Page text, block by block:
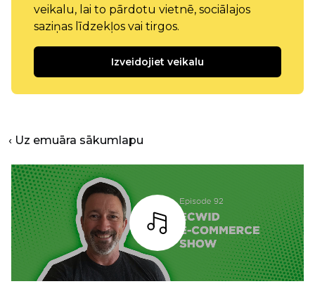
veikalu, lai to pārdotu vietnē, sociālajos
saziņas līdzekļos vai tirgos.
Izveidojiet veikalu
‹ Uz emuāra sākumlapu
Bārs